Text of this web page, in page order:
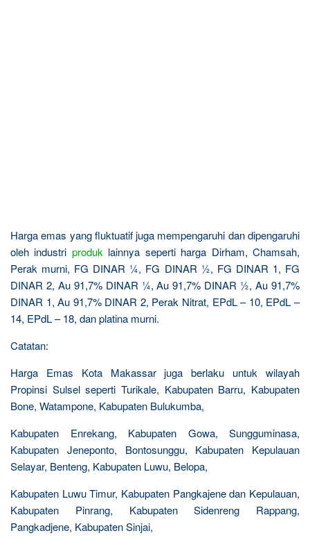
Harga emas yang fluktuatif juga mempengaruhi dan dipengaruhi
oleh industri produk lainnya seperti harga Dirham, Chamsah,
Perak murni, FG DINAR ¼, FG DINAR ½, FG DINAR 1, FG
DINAR 2, Au 91,7% DINAR ¼, Au 91,7% DINAR ½, Au 91,7%
DINAR 1, Au 91,7% DINAR 2, Perak Nitrat, EPdL – 10, EPdL –
14, EPdL – 18, dan platina murni.
Catatan:
Harga Emas Kota Makassar juga berlaku untuk wilayah
Propinsi Sulsel seperti Turikale, Kabupaten Barru, Kabupaten
Bone, Watampone, Kabupaten Bulukumba,
Kabupaten Enrekang, Kabupaten Gowa, Sungguminasa,
Kabupaten Jeneponto, Bontosunggu, Kabupaten Kepulauan
Selayar, Benteng, Kabupaten Luwu, Belopa,
Kabupaten Luwu Timur, Kabupaten Pangkajene dan Kepulauan,
Kabupaten Pinrang, Kabupaten Sidenreng Rappang,
Pangkadjene, Kabupaten Sinjai,